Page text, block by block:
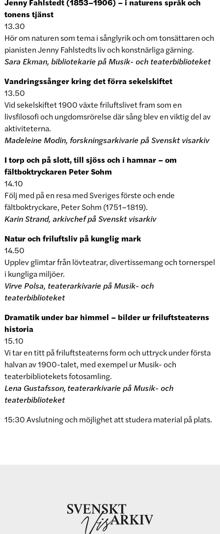
Jenny Fahlstedt (1853–1906) – i naturens språk och
tonens tjänst
13.30
Hör om naturen som tema i sånglyrik och om tonsättaren och
pianisten Jenny Fahlstedts liv och konstnärliga gärning.
Sara Ekman, bibliotekarie på Musik- och teaterbiblioteket
Vandringssånger kring det förra sekelskiftet
13.50
Vid sekelskiftet 1900 växte friluftslivet fram som en
livsfilosofi och ungdomsrörelse där sång blev en viktig del av
aktiviteterna.
Madeleine Modin, forskningsarkivarie på Svenskt visarkiv
I torp och på slott, till sjöss och i hamnar – om
fältboktryckaren Peter Sohm
14.10
Följ med på en resa med Sveriges förste och ende
fältboktryckare, Peter Sohm (1751–1819).
Karin Strand, arkivchef på Svenskt visarkiv
Natur och friluftsliv på kunglig mark
14.50
Upplev glimtar från lövteatrar, divertissemang och tornerspel
i kungliga miljöer.
Virve Polsa, teaterarkivarie på Musik- och
teaterbiblioteket
Dramatik under bar himmel – bilder ur friluftsteaterns
historia
15.10
Vi tar en titt på friluftsteaterns form och uttryck under första
halvan av 1900-talet, med exempel ur Musik- och
teaterbibliotekets fotosamling.
Lena Gustafsson, teaterarkivarie på Musik- och
teaterbiblioteket
15:30 Avslutning och möjlighet att studera material på plats.